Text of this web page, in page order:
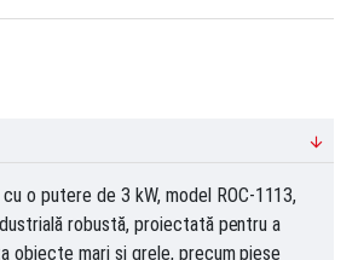
o putere de 3 kW, model ROC-1113,
robustă, proiectată pentru a
obiecte mari și grele, precum piese